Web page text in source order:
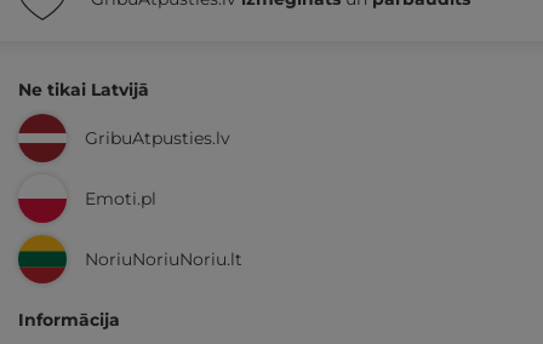
Ne tikai Latvijā
GribuAtpusties.lv
Emoti.pl
NoriuNoriuNoriu.lt
Informācija